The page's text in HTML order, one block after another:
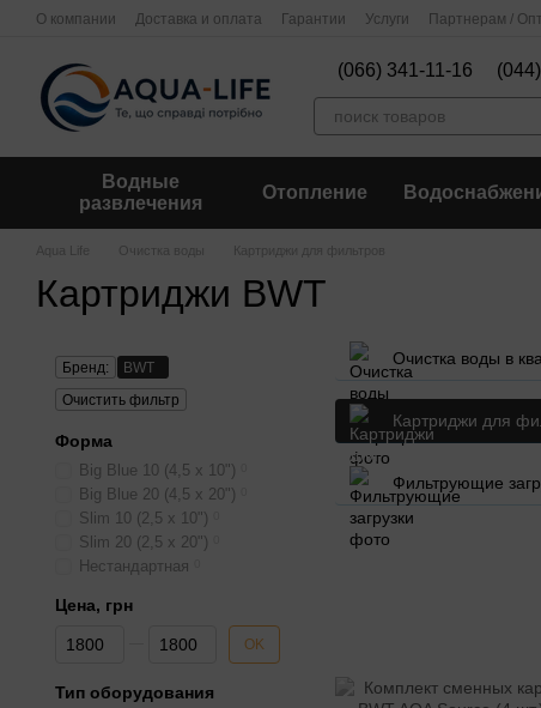
Перейти к основному контенту
О компании Доставка и оплата Гарантии Услуги Партнерам /
(066) 341-11-16
Водные
развлечения
Отопление
Aqua Life Очистка воды Картриджи для фильтров
Картриджи BWT
Очистка воды в
Картриджи для
Фильтрующие
Бренд:
BWT
Очистить фильтр
Форма
Big Blue 10 (4,5 x 10")
Big Blue 20 (4,5 x 20")
Slim 10 (2,5 x 10")
Slim 20 (2,5 x 20")
Нестандартная
Цена, грн
От Цена, грн
До Цена, грн OK
Тип оборудования